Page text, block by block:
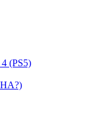
(PS5)